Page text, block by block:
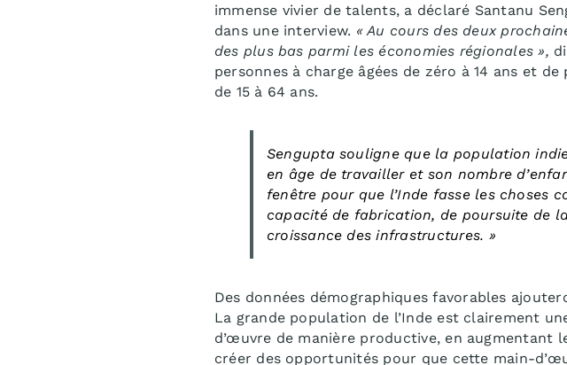
immense vivier de talents, a déclaré Santanu
dans une interview. « Au cours des deux
des plus bas parmi les économies régionales »,
personnes à charge âgées de zéro à 14 ans et
de 15 à 64 ans.
Sengupta souligne que la population
en âge de travailler et son nombre
fenêtre pour que l’Inde fasse les choses
capacité de fabrication, de poursuite de
croissance des infrastructures. »
Des données démographiques favorables
La grande population de l’Inde est clairement
d’œuvre de manière productive, en augmentant
créer des opportunités pour que cette main-